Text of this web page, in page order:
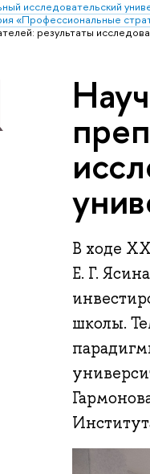
исследовательский
«Профессиональные
результаты
В ходе
Е. Г.
школы.